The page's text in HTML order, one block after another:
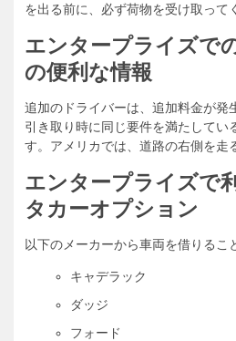
を出る前に、必ず荷物を受け取って
エンタープライズで
の便利な情報
追加のドライバーは、追加料金が発
引き取り時に同じ要件を満たしてい
す。アメリカでは、道路の右側を走
エンタープライズで
タカーオプション
以下のメーカーから車両を借りるこ
キャデラック
ダッジ
フォード